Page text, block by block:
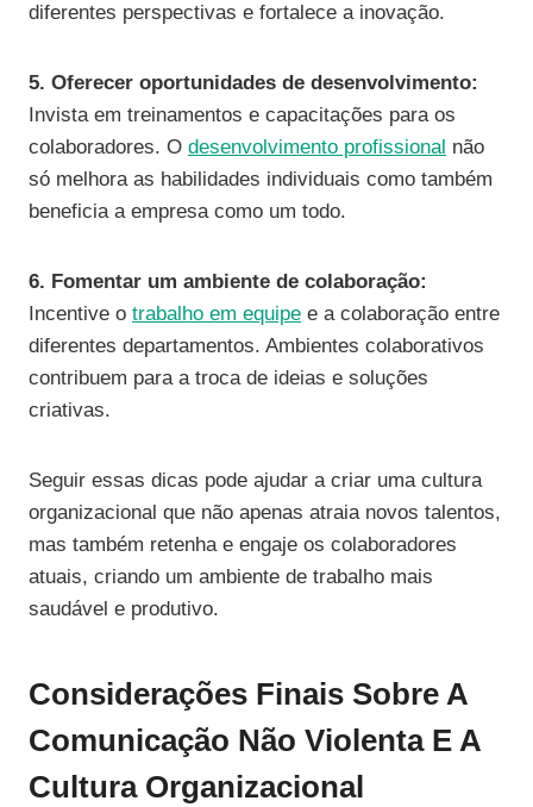
diferentes perspectivas e fortalece a inovação.
5. Oferecer oportunidades de desenvolvimento:
Invista em treinamentos e capacitações para os
colaboradores. O desenvolvimento profissional não
só melhora as habilidades individuais como também
beneficia a empresa como um todo.
6. Fomentar um ambiente de colaboração:
Incentive o trabalho em equipe e a colaboração entre
diferentes departamentos. Ambientes colaborativos
contribuem para a troca de ideias e soluções
criativas.
Seguir essas dicas pode ajudar a criar uma cultura
organizacional que não apenas atraia novos talentos,
mas também retenha e engaje os colaboradores
atuais, criando um ambiente de trabalho mais
saudável e produtivo.
Considerações Finais Sobre A
Comunicação Não Violenta E A
Cultura Organizacional